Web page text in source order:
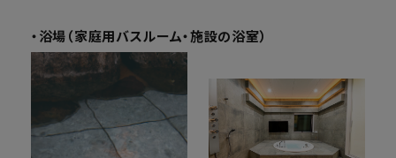
・浴場（家庭用バスルーム・施設の浴室）